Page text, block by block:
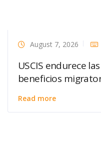
August 7, 2026
USCIS endurece
beneficios
Read more